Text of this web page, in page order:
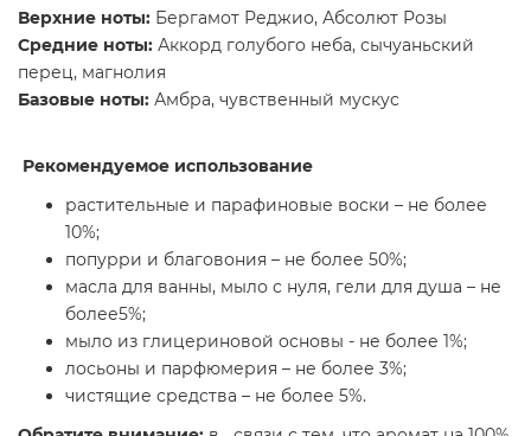
Верхние ноты: Бергамот Реджио, Абсолют Розы
Средние ноты: Аккорд голубого неба, сычуаньский
перец, магнолия
Базовые ноты: Амбра, чувственный мускус
Рекомендуемое использование
растительные и парафиновые воски – не более
10%;
попурри и благовония – не более 50%;
масла для ванны, мыло с нуля, гели для душа – не
более5%;
мыло из глицериновой основы - не более 1%;
лосьоны и парфюмерия – не более 3%;
чистящие средства – не более 5%.